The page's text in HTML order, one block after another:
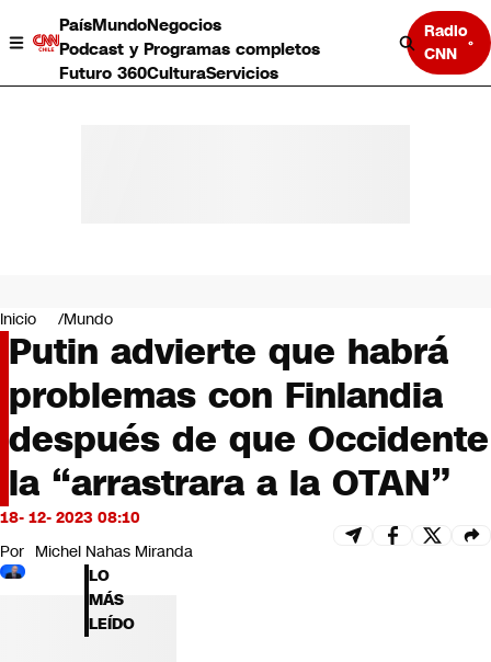
PaísMundoNegocios
Podcast y Programas completos
Futuro 360CulturaServicios
Radio
CNN
Negocios
Deportes
Programas completos
Cultura
Servicios
Bits
CNN Data
CNN tiempo
Futuro 360
Inicio Mundo
Putin advierte que habrá
problemas con Finlandia
después de que Occidente
la “arrastrara a la OTAN”
18- 12- 2023 08:10
Por Michel Nahas Miranda
LO
MÁS
LEÍDO